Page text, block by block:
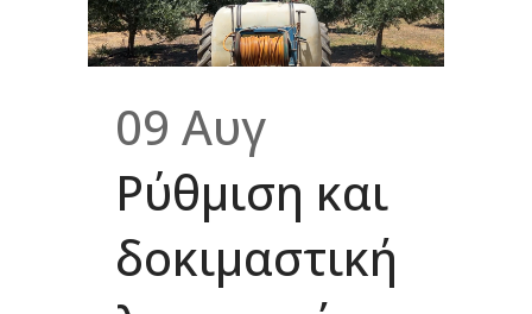
09 Αυγ
Ρύθμιση και
δοκιμαστική